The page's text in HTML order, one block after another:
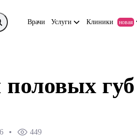
Врачи Услуги Клиники новая
губ
449